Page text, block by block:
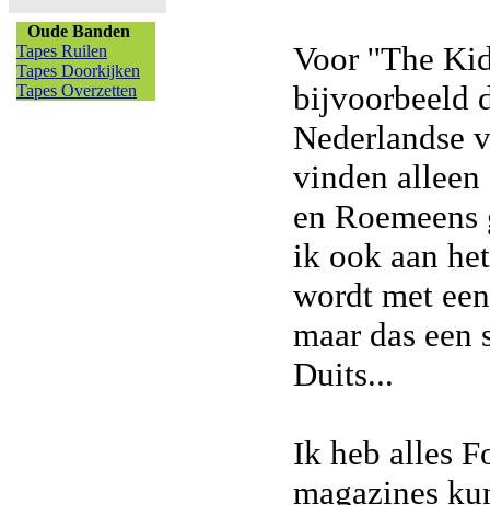
Oude Banden
Tapes Ruilen
Tapes Doorkijken
Tapes Overzetten
Voor ''The
bijvoorbeeld
Nederlandse
vinden alleen
en
ik ook aan
wordt met
maar das
Duits...
Ik heb alles
magazines